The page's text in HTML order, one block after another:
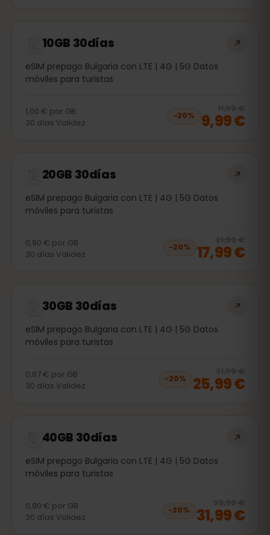
10GB 30días
eSIM prepago Bulgaria con LTE | 4G | 5G Datos
móviles para turistas
1,00 € por GB
30 días Validez
−20%
11,99 €
9,99 €
20GB 30días
eSIM prepago Bulgaria con LTE | 4G | 5G Datos
móviles para turistas
0,90 € por GB
30 días Validez
−20%
21,99 €
17,99 €
30GB 30días
eSIM prepago Bulgaria con LTE | 4G | 5G Datos
móviles para turistas
0,87 € por GB
30 días Validez
−20%
31,99 €
25,99 €
40GB 30días
eSIM prepago Bulgaria con LTE | 4G | 5G Datos
móviles para turistas
0,80 € por GB
30 días Validez
−20%
39,99 €
31,99 €